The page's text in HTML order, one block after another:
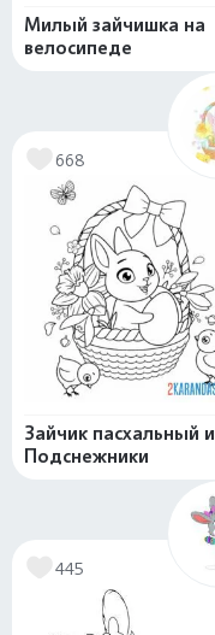
Милый зайчишка на
велосипеде
668
Зайчик пасхальный и
Подснежники
445